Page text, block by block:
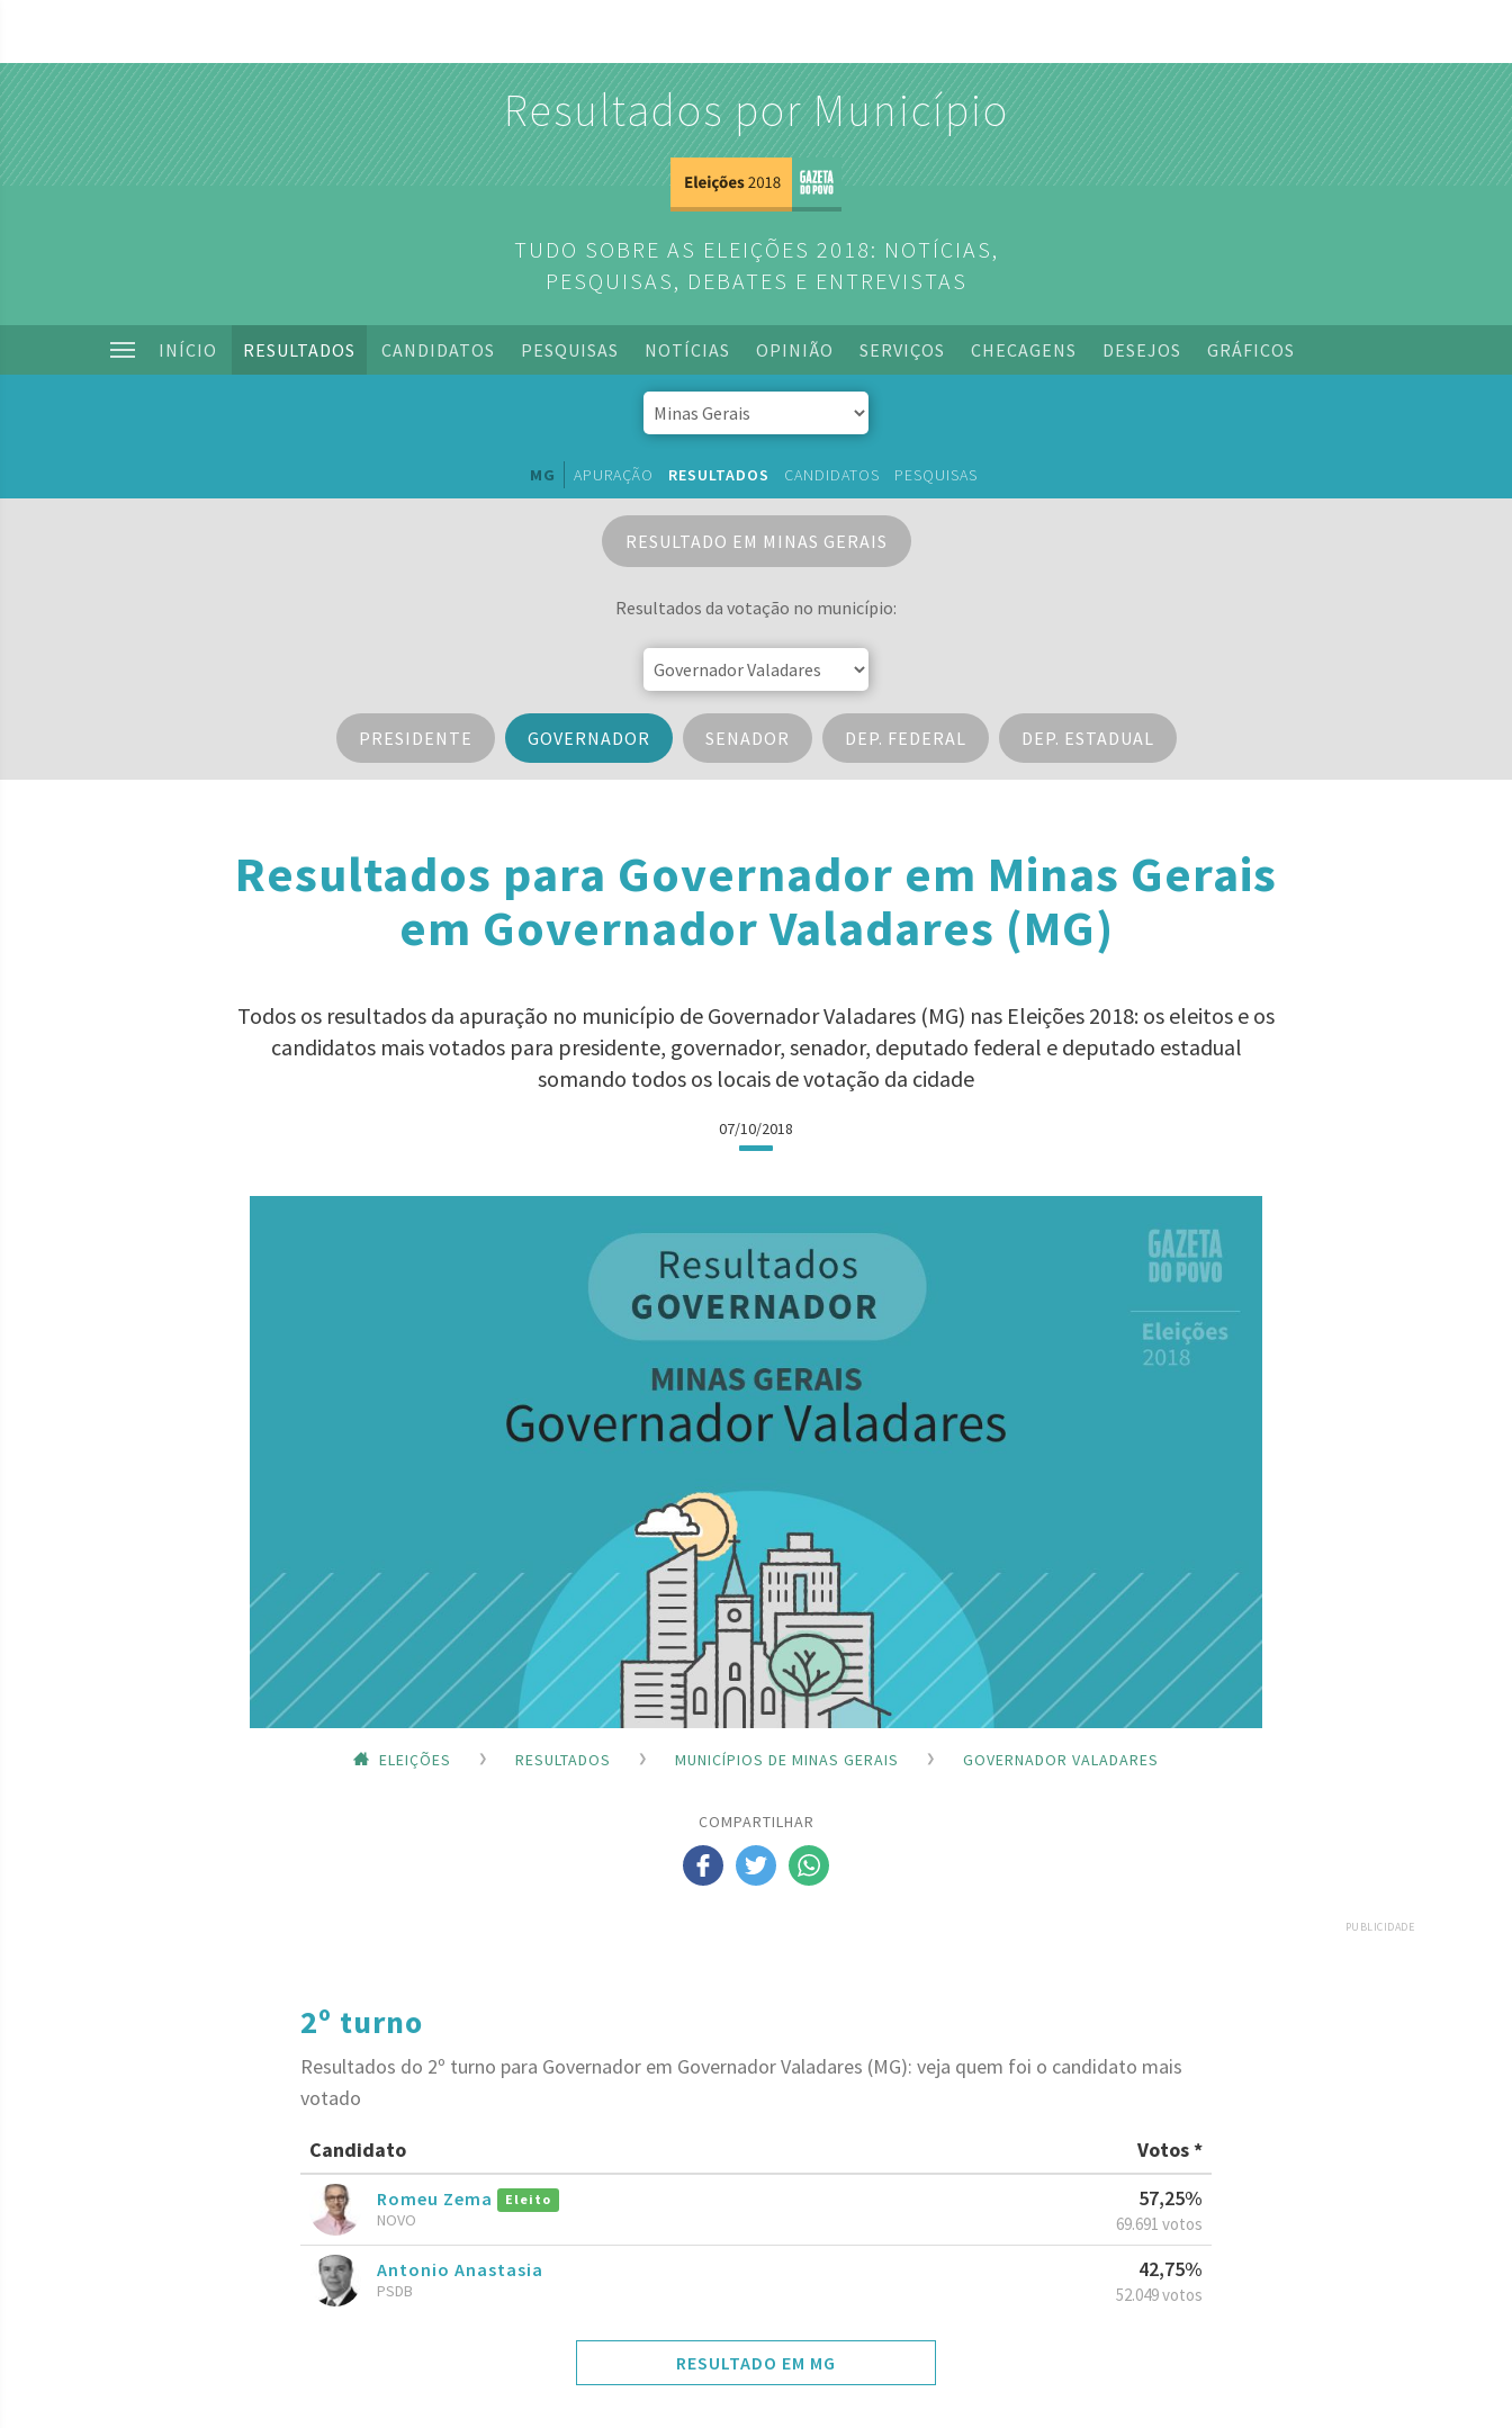
Resultados por Município
TUDO SOBRE AS ELEIÇÕES 2018: NOTÍCIAS,
PESQUISAS, DEBATES E ENTREVISTAS
INÍCIO RESULTADOS CANDIDATOS PESQUISAS NOTÍCIAS OPINIÃO SERVIÇOS CHECAGENS DESEJOS GRÁFICOS
MG APURAÇÃO RESULTADOS CANDIDATOS PESQUISAS
RESULTADO EM MINAS GERAIS
Resultados da votação no município:
PRESIDENTE GOVERNADOR SENADOR DEP. FEDERAL DEP. ESTADUAL
Resultados para Governador em Minas Gerais
em Governador Valadares (MG)
Todos os resultados da apuração no município de Governador Valadares (MG) nas Eleições 2018: os eleitos e os
candidatos mais votados para presidente, governador, senador, deputado federal e deputado estadual
somando todos os locais de votação da cidade
07/10/2018
ELEIÇÕES RESULTADOS MUNICÍPIOS DE MINAS GERAIS GOVERNADOR VALADARES
COMPARTILHAR
PUBLICIDADE
2º turno
Resultados do 2º turno para Governador em Governador Valadares (MG): veja quem foi o candidato mais
votado
Candidato
Votos *
Romeu Zema Eleito
NOVO
57,25%
69.691 votos
Antonio Anastasia
PSDB
42,75%
52.049 votos
RESULTADO EM MG